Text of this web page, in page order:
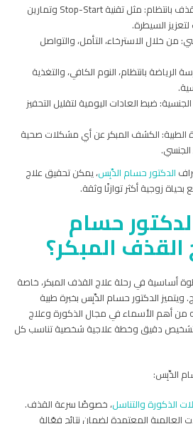
ممارسة تمارين التحكم بالقذف بانتظام: مثل تقنية Stop-Start وتمارين
السيطرة.
من خلال الاسترخاء، التأمل، والتواصل
بانتظام، النوم الكافي، والتغذية
ضبط العادات اليومية لتقليل التحفيز
الطبية: الكشف المبكر عن أي مشكلات صحية
الجنسي.
الدكتور حسام الدِّبِس، يمكن تحقيق علاج
زوجية أكثر توازنًا وثقة.
حسام
القذف المبكر؟
أساسية في رحلة علاج القذف المبكر، خاصة
الدكتور حسام الدِّبِس بخبرة طبية
من أهم الأسماء في مجال الذكورة وعلاج
دقيق وخطة علاجية شخصية تناسب كل
الدِّبِس:
الذكورة والتناسل، خصوصًا سرعة القذف.
العالمية المعتمدة لضمان نتائج فعّالة